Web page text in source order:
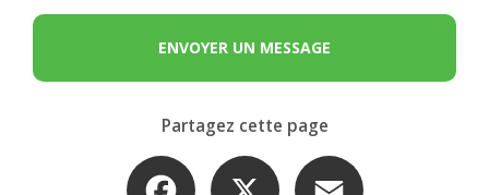
ENVOYER UN MESSAGE
Partagez cette page
Facebook